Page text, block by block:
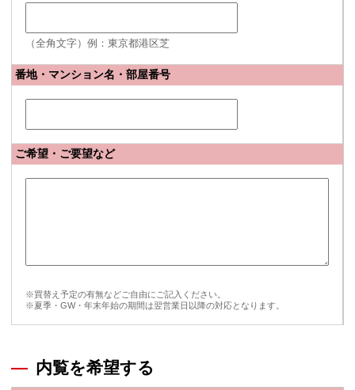
（全角文字）例：東京都港区芝
番地・マンション名・部屋番号
ご希望・ご要望など
※買替え予定の有無などご自由にご記入ください。
※夏季・GW・年末年始の期間は翌営業日以降の対応となります。
内覧を希望する